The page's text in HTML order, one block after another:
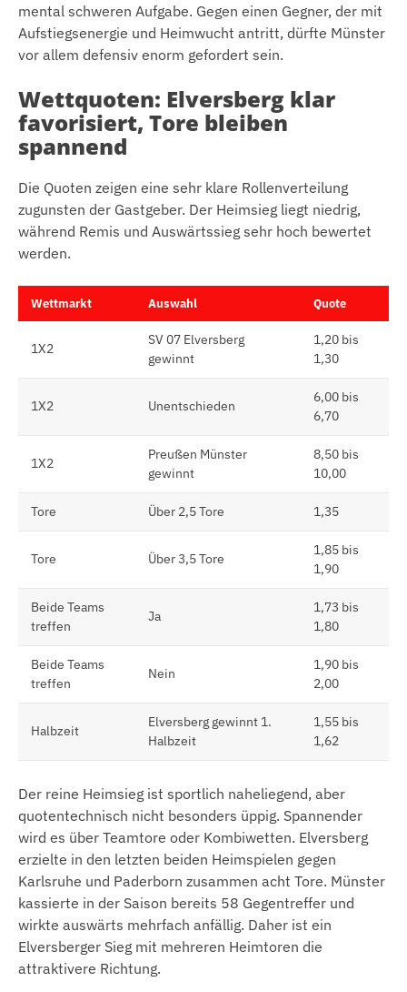
mental schweren Aufgabe. Gegen einen Gegner, der mit
Aufstiegsenergie und Heimwucht antritt, dürfte Münster
vor allem defensiv enorm gefordert sein.
Wettquoten: Elversberg klar
favorisiert, Tore bleiben
spannend
Die Quoten zeigen eine sehr klare Rollenverteilung
zugunsten der Gastgeber. Der Heimsieg liegt niedrig,
während Remis und Auswärtssieg sehr hoch bewertet
werden.
Wettmarkt Auswahl Quote
1X2
SV 07 Elversberg
gewinnt
1,20 bis
1,30
1X2 Unentschieden
6,00 bis
6,70
1X2
Preußen Münster
gewinnt
8,50 bis
10,00
Tore Über 2,5 Tore 1,35
Tore Über 3,5 Tore
1,85 bis
1,90
Beide Teams
treffen
Ja
1,73 bis
1,80
Beide Teams
treffen
Nein
1,90 bis
2,00
Halbzeit
Elversberg gewinnt 1.
Halbzeit
1,55 bis
1,62
Der reine Heimsieg ist sportlich naheliegend, aber
quotentechnisch nicht besonders üppig. Spannender
wird es über Teamtore oder Kombiwetten. Elversberg
erzielte in den letzten beiden Heimspielen gegen
Karlsruhe und Paderborn zusammen acht Tore. Münster
kassierte in der Saison bereits 58 Gegentreffer und
wirkte auswärts mehrfach anfällig. Daher ist ein
Elversberger Sieg mit mehreren Heimtoren die
attraktivere Richtung.